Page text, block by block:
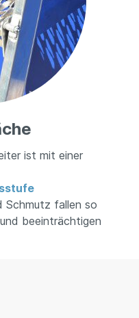
ist mit einer
fallen so
beeinträchtigen